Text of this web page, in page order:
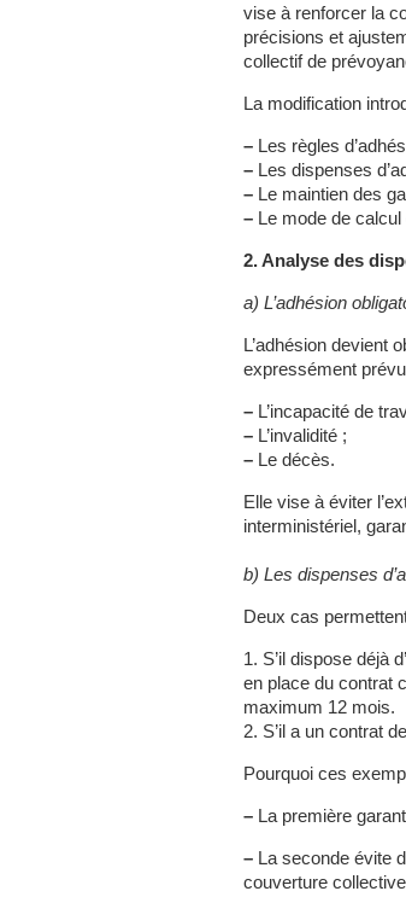
vise à renforcer la
précisions et
collectif de
La modification
– Les règles
– Les dispenses
– Le maintien des
– Le mode de
2. Analyse des
a) L’adhésion
L’adhésion devient
expressément
– L’incapacité de
– L’invalidité ;
– Le décès.
Elle vise à éviter
interministériel,
b) Les dispenses
Deux cas
1. S’il dispose déjà
en place du contrat
maximum 12 mois.
2. S’il a un contrat
Pourquoi ces
– La première
– La seconde évite
couverture